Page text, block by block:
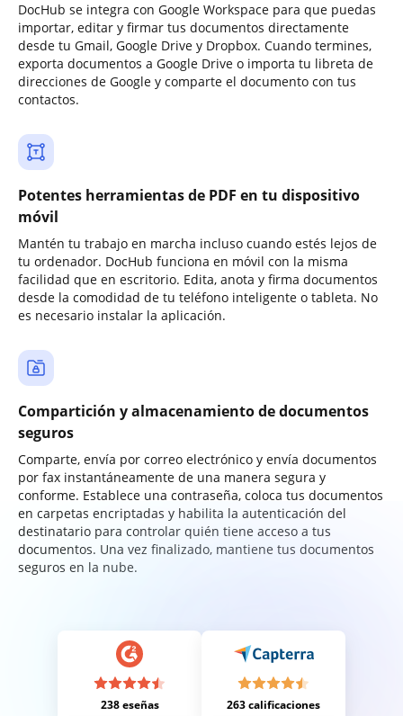
DocHub se integra con Google Workspace para que puedas
importar, editar y firmar tus documentos directamente
desde tu Gmail, Google Drive y Dropbox. Cuando termines,
exporta documentos a Google Drive o importa tu libreta de
direcciones de Google y comparte el documento con tus
contactos.
Potentes herramientas de PDF en tu dispositivo
móvil
Mantén tu trabajo en marcha incluso cuando estés lejos de
tu ordenador. DocHub funciona en móvil con la misma
facilidad que en escritorio. Edita, anota y firma documentos
desde la comodidad de tu teléfono inteligente o tableta. No
es necesario instalar la aplicación.
Compartición y almacenamiento de documentos
seguros
Comparte, envía por correo electrónico y envía documentos
por fax instantáneamente de una manera segura y
conforme. Establece una contraseña, coloca tus documentos
en carpetas encriptadas y habilita la autenticación del
destinatario para controlar quién tiene acceso a tus
documentos. Una vez finalizado, mantiene tus documentos
seguros en la nube.
238 eseñas 263 calificaciones